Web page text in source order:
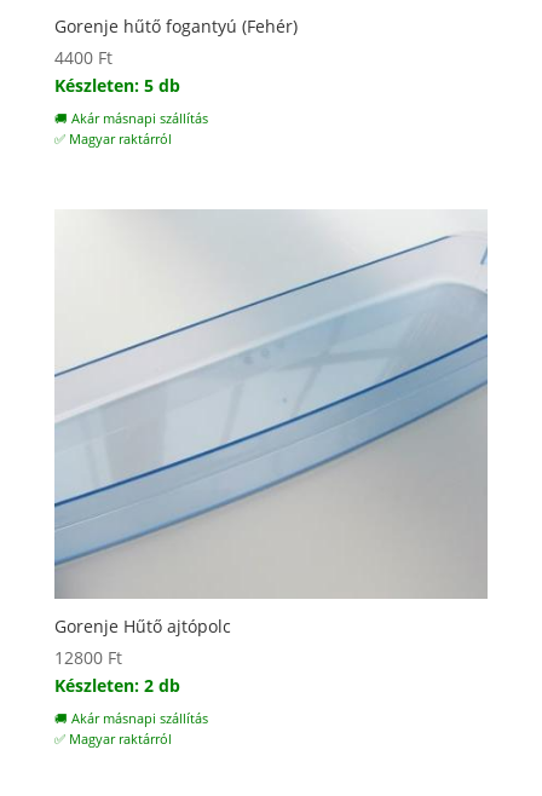
Gorenje hűtő fogantyú (Fehér)
4400 Ft
Készleten: 5 db
🚚 Akár másnapi szállítás
✅ Magyar raktárról
Gorenje Hűtő ajtópolc
12800 Ft
Készleten: 2 db
🚚 Akár másnapi szállítás
✅ Magyar raktárról